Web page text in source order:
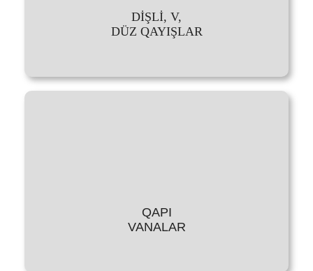
DİŞLİ, V,
DÜZ QAYIŞLAR
QAPI
VANALAR